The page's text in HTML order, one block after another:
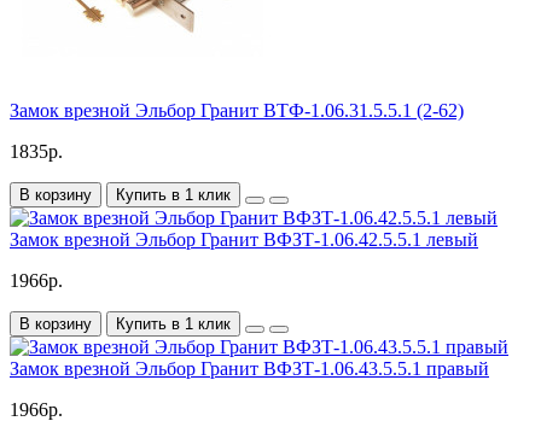
Замок врезной Эльбор Гранит ВТФ-1.06.31.5.5.1 (2-62)
1835р.
В корзину Купить в 1 клик
Замок врезной Эльбор Гранит ВФЗТ-1.06.42.5.5.1 левый
1966р.
В корзину Купить в 1 клик
Замок врезной Эльбор Гранит ВФЗТ-1.06.43.5.5.1 правый
1966р.